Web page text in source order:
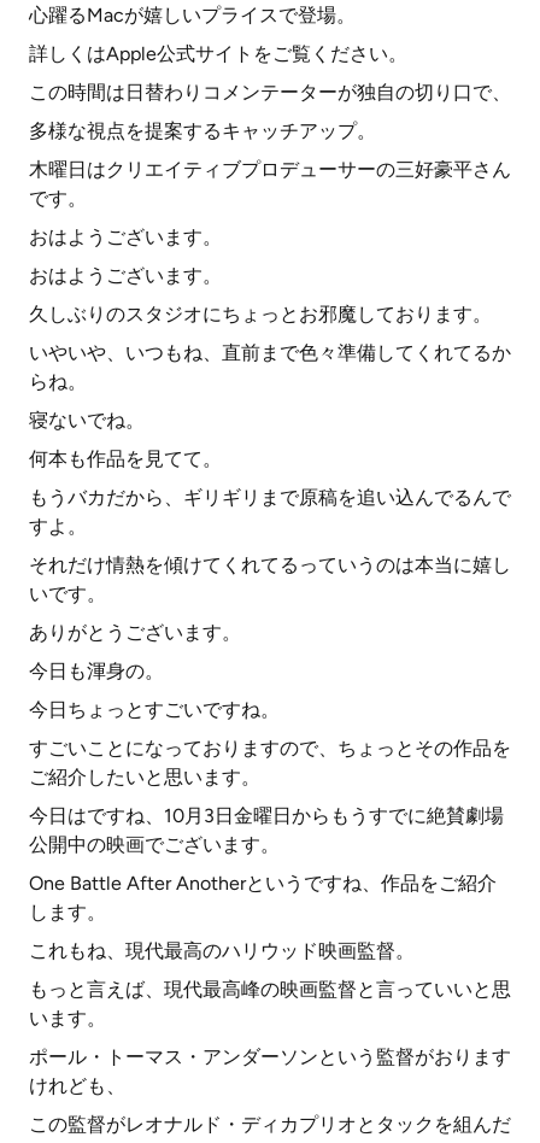
心躍るMacが嬉しいプライスで登場。
詳しくはApple公式サイトをご覧ください。
この時間は日替わりコメンテーターが独自の切り口で、
多様な視点を提案するキャッチアップ。
木曜日はクリエイティブプロデューサーの三好豪平さん
です。
おはようございます。
おはようございます。
久しぶりのスタジオにちょっとお邪魔しております。
いやいや、いつもね、直前まで色々準備してくれてるか
らね。
寝ないでね。
何本も作品を見てて。
もうバカだから、ギリギリまで原稿を追い込んでるんで
すよ。
それだけ情熱を傾けてくれてるっていうのは本当に嬉し
いです。
ありがとうございます。
今日も渾身の。
今日ちょっとすごいですね。
すごいことになっておりますので、ちょっとその作品を
ご紹介したいと思います。
今日はですね、10月3日金曜日からもうすでに絶賛劇場
公開中の映画でございます。
One Battle After Anotherというですね、作品をご紹介
します。
これもね、現代最高のハリウッド映画監督。
もっと言えば、現代最高峰の映画監督と言っていいと思
います。
ポール・トーマス・アンダーソンという監督がおります
けれども、
この監督がレオナルド・ディカプリオとタックを組んだ